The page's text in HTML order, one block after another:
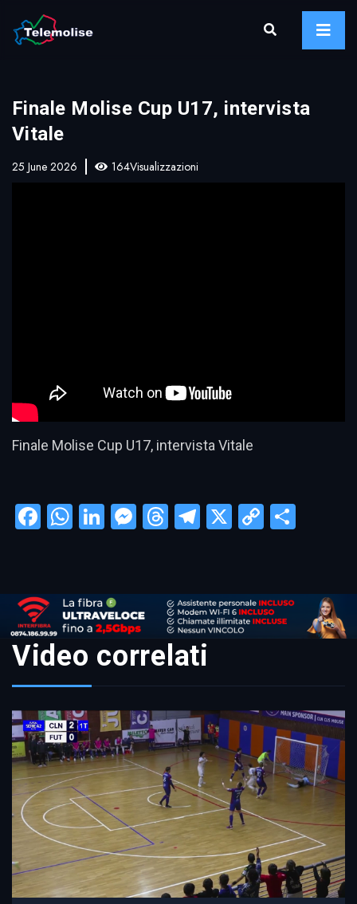
Finale Molise Cup U17, intervista
Vitale
25 June 2026 164Visualizzazioni
Finale Molise Cup U17, intervista Vitale
Facebook
WhatsApp
LinkedIn
Messenger
Threads
Telegram
X
Copy
Video correlati